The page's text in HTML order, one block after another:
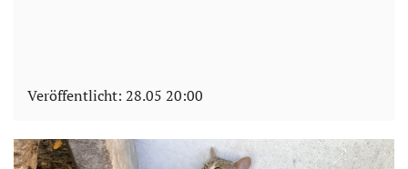
Veröffentlicht: 28.05 20:00